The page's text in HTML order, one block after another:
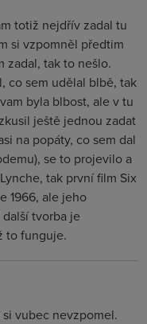
totiž nejdřív zadal tu
si vzpomněl předtim
zadal, tak to nešlo.
co sem udělal blbě, tak
byla blbost, ale v tu
ještě jednou zadat
na popáty, co sem dal
se to projevilo a
tak první film Six
1966, ale jeho
tvorba je
to funguje.
si vubec nevzpomel.